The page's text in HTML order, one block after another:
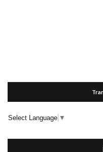
Select Language ▼